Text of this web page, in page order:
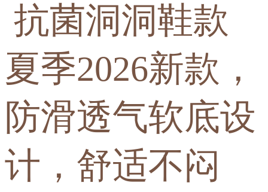
抗菌洞洞鞋款
夏季2026新款，
防滑透气软底设
计，舒适不闷